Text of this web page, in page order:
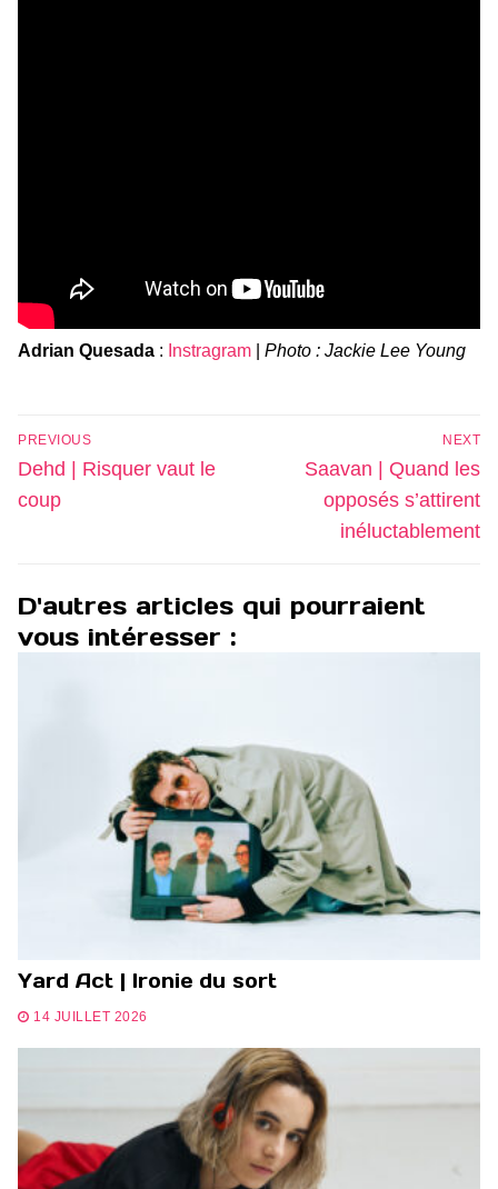
Adrian Quesada : Instragram Photo : Jackie Lee Young
Navigation
de
l’article
PREVIOUS
Previous
post:
Dehd | Risquer vaut le
coup
NEXT
Next
post:
Saavan | Quand les
opposés s’attirent
inéluctablement
D'autres articles qui pourraient
vous intéresser :
Yard Act | Ironie du sort
14 JUILLET 2026